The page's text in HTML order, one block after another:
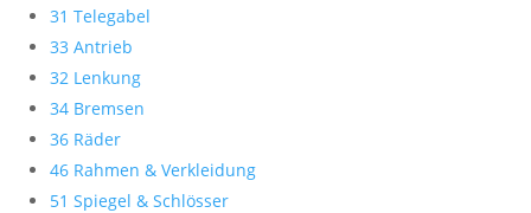
31 Telegabel
33 Antrieb
32 Lenkung
34 Bremsen
36 Räder
46 Rahmen & Verkleidung
51 Spiegel & Schlösser